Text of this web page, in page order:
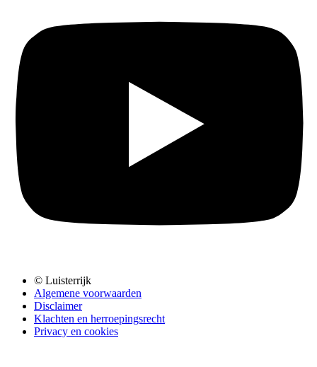
© Luisterrijk
Algemene voorwaarden
Disclaimer
Klachten en herroepingsrecht
Privacy en cookies